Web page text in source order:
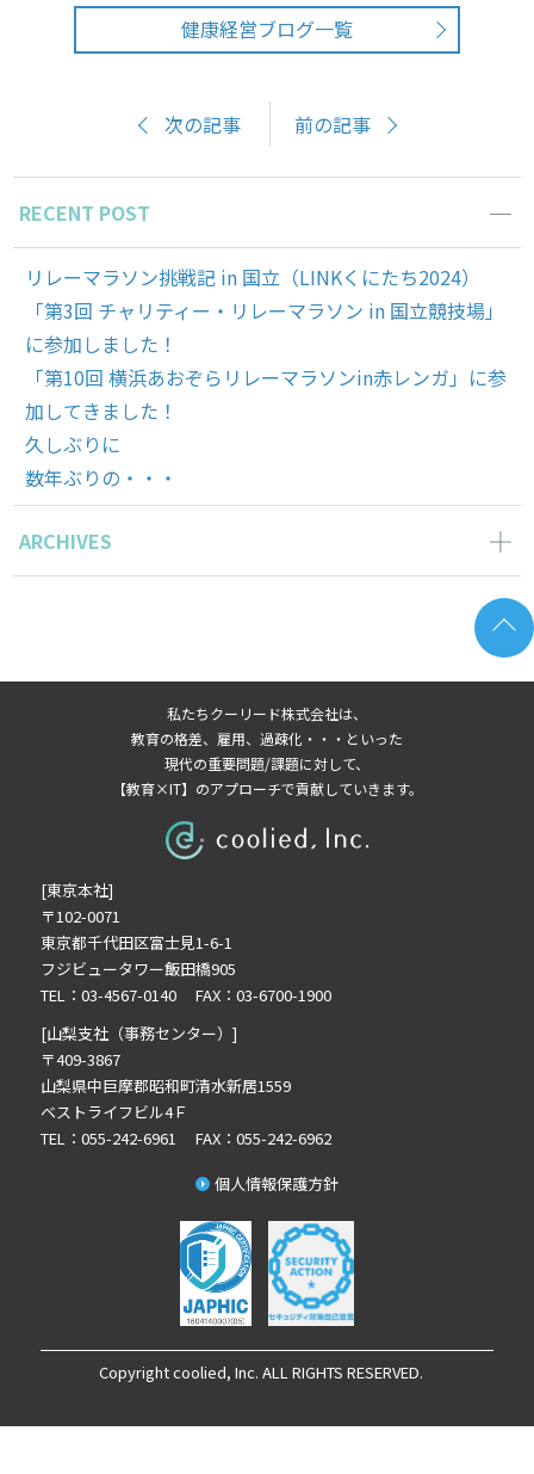
健康経営ブログ一覧
次の記事 前の記事
RECENT POST
リレーマラソン挑戦記 in 国立（LINKくにたち2024）
「第3回 チャリティー・リレーマラソン in 国立競技場」
に参加しました！
「第10回 横浜あおぞらリレーマラソンin赤レンガ」に参
加してきました！
久しぶりに
数年ぶりの・・・
ARCHIVES
2022年8月の記事一覧(1)
2022年7月の記事一覧(1)
2022年5月の記事一覧(3)
2022年4月の記事一覧(1)
2022年3月の記事一覧(1)
2022年2月の記事一覧(1)
2022年1月の記事一覧(1)
2021年11月の記事一覧(1)
2021年9月の記事一覧(4)
2021年8月の記事一覧(3)
2021年6月の記事一覧(2)
2021年4月の記事一覧(5)
2021年2月の記事一覧(5)
2020年12月の記事一覧(3)
2020年11月の記事一覧(4)
2020年10月の記事一覧(2)
2020年9月の記事一覧(4)
2020年8月の記事一覧(4)
2020年7月の記事一覧(4)
2020年5月の記事一覧(5)
私たちクーリード株式会社は、
教育の格差、雇用、過疎化・・・といった
現代の重要問題/課題に対して、
【教育×IT】のアプローチで貢献していきます。
[東京本社]
〒102-0071
東京都千代田区富士見1-6-1
フジビュータワー飯田橋905
TEL：03-4567-0140 FAX：03-6700-1900
[山梨支社（事務センター）]
〒409-3867
山梨県中巨摩郡昭和町清水新居1559
ベストライフビル4Ｆ
TEL：055-242-6961 FAX：055-242-6962
個人情報保護方針
Copyright coolied, Inc. ALL RIGHTS RESERVED.